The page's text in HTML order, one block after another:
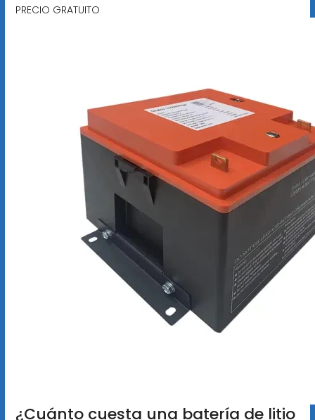
PRECIO GRATUITO
¿Cuánto cuesta una batería de litio